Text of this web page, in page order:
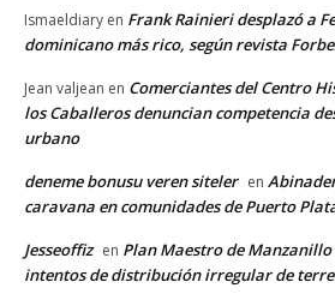
Ismaeldiary en Frank Rainieri desplazó a
dominicano más rico, según revista
Jean valjean en Comerciantes del Centro
los Caballeros denuncian competencia
urbano
deneme bonusu veren siteler en
caravana en comunidades de Puerto
Jesseoffiz en Plan Maestro de
intentos de distribución irregular de